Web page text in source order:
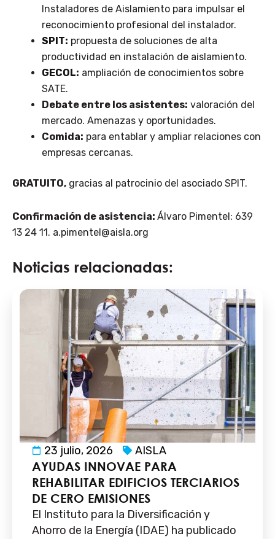
Instaladores de Aislamiento para impulsar el
reconocimiento profesional del instalador.
SPIT: propuesta de soluciones de alta
productividad en instalación de aislamiento.
GECOL: ampliación de conocimientos sobre
SATE.
Debate entre los asistentes: valoración del
mercado. Amenazas y oportunidades.
Comida: para entablar y ampliar relaciones con
empresas cercanas.
GRATUITO, gracias al patrocinio del asociado SPIT.
Confirmación de asistencia: Álvaro Pimentel: 639
13 24 11. a.pimentel@aisla.org
Noticias relacionadas:
23 julio, 2026 AISLA
AYUDAS INNOVAE PARA
REHABILITAR EDIFICIOS TERCIARIOS
DE CERO EMISIONES
El Instituto para la Diversificación y
Ahorro de la Energía (IDAE) ha publicado